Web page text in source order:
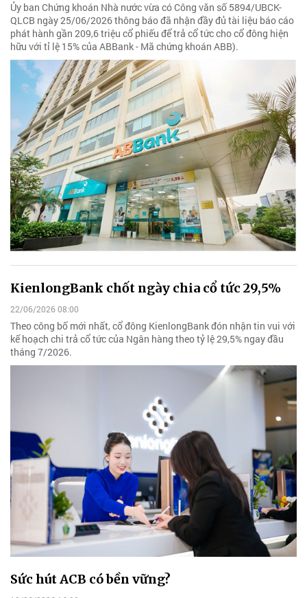
Ủy ban Chứng khoán Nhà nước vừa có Công văn số 5894/UBCK-
QLCB ngày 25/06/2026 thông báo đã nhận đầy đủ tài liệu báo cáo
phát hành gần 209,6 triệu cổ phiếu để trả cổ tức cho cổ đông hiện
hữu với tỉ lệ 15% của ABBank - Mã chứng khoán ABB).
KienlongBank chốt ngày chia cổ tức 29,5%
22/06/2026 08:00
Theo công bố mới nhất, cổ đông KienlongBank đón nhận tin vui với
kế hoạch chi trả cổ tức của Ngân hàng theo tỷ lệ 29,5% ngay đầu
tháng 7/2026.
Sức hút ACB có bền vững?